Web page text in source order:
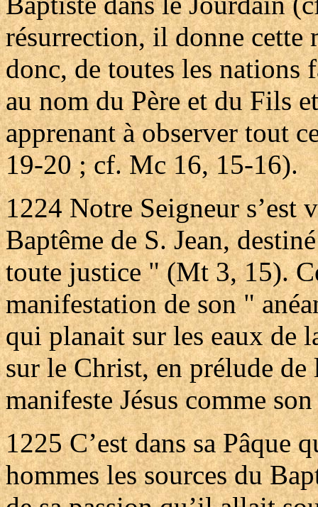
résurrection, il donne
donc, de toutes les nations
au nom du Père et du Fils
apprenant à observer tout
19-20 ; cf. Mc 16, 15-16).
1224 Notre Seigneur s’est
Baptême de S. Jean,
toute justice " (Mt 3, 15).
manifestation de son "
qui planait sur les eaux de
sur le Christ, en prélude
manifeste Jésus comme
1225 C’est dans sa Pâque
hommes les sources du